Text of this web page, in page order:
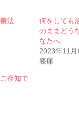
法
何をしても
のままどう
なたへ
2023年11月
膝痛
存知で